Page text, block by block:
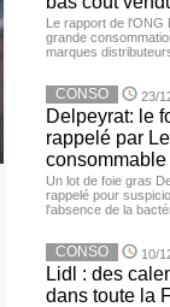
Le rapport de l'ONG
grande
marques
CONSO 23/
Delpeyrat: le
rappelé par
consommable
Un lot de foie gras
rappelé pour
l'absence de la
CONSO 10/
Lidl : des
dans toute la